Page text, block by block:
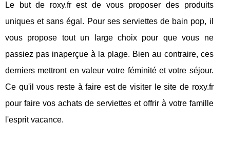
Le but de roxy.fr est de vous proposer des produits
uniques et sans égal. Pour ses serviettes de bain pop, il
vous propose tout un large choix pour que vous ne
passiez pas inaperçue à la plage. Bien au contraire, ces
derniers mettront en valeur votre féminité et votre séjour.
Ce qu'il vous reste à faire est de visiter le site de roxy.fr
pour faire vos achats de serviettes et offrir à votre famille
l'esprit vacance.